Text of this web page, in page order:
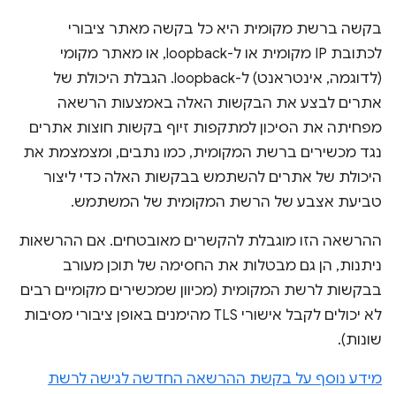
בקשה ברשת מקומית היא כל בקשה מאתר ציבורי
לכתובת IP מקומית או ל-loopback, או מאתר מקומי
(לדוגמה, אינטראנט) ל-loopback. הגבלת היכולת של
אתרים לבצע את הבקשות האלה באמצעות הרשאה
מפחיתה את הסיכון למתקפות זיוף בקשות חוצות אתרים
נגד מכשירים ברשת המקומית, כמו נתבים, ומצמצמת את
היכולת של אתרים להשתמש בבקשות האלה כדי ליצור
טביעת אצבע של הרשת המקומית של המשתמש.
ההרשאה הזו מוגבלת להקשרים מאובטחים. אם ההרשאות
ניתנות, הן גם מבטלות את החסימה של תוכן מעורב
בבקשות לרשת המקומית (מכיוון שמכשירים מקומיים רבים
לא יכולים לקבל אישורי TLS מהימנים באופן ציבורי מסיבות
שונות).
מידע נוסף על בקשת ההרשאה החדשה לגישה לרשת